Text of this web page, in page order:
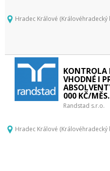
Hradec Králové (Královéhradecký
KONTROLA
VHODNÉ I
000 KČ/MĚS.
Randstad s.r.o.
Hradec Králové (Královéhradecký